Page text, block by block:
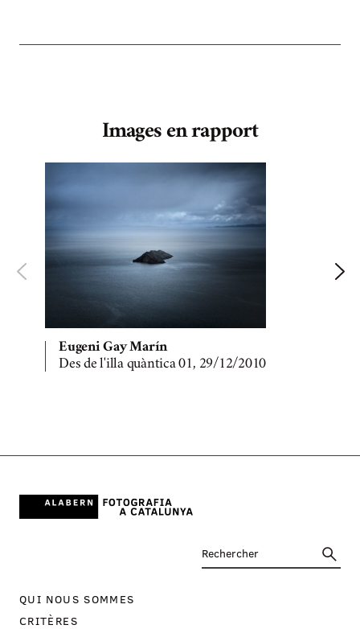
Images en rapport
Eugeni Gay Marín
Des de l'illa quàntica 01, 29/12/2010
QUI NOUS SOMMES
CRITÈRES